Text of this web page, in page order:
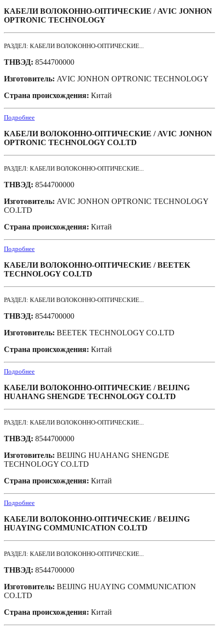
КАБЕЛИ ВОЛОКОННО-ОПТИЧЕСКИЕ / AVIC JONHON
OPTRONIC TECHNOLOGY
РАЗДЕЛ: КАБЕЛИ ВОЛОКОННО-ОПТИЧЕСКИЕ...
ТНВЭД: 8544700000
Изготовитель: AVIC JONHON OPTRONIC TECHNOLOGY
Страна происхождения: Китай
Подробнее
КАБЕЛИ ВОЛОКОННО-ОПТИЧЕСКИЕ / AVIC JONHON
OPTRONIC TECHNOLOGY CO.LTD
РАЗДЕЛ: КАБЕЛИ ВОЛОКОННО-ОПТИЧЕСКИЕ...
ТНВЭД: 8544700000
Изготовитель: AVIC JONHON OPTRONIC TECHNOLOGY
CO.LTD
Страна происхождения: Китай
Подробнее
КАБЕЛИ ВОЛОКОННО-ОПТИЧЕСКИЕ / BEETEK
TECHNOLOGY CO.LTD
РАЗДЕЛ: КАБЕЛИ ВОЛОКОННО-ОПТИЧЕСКИЕ...
ТНВЭД: 8544700000
Изготовитель: BEETEK TECHNOLOGY CO.LTD
Страна происхождения: Китай
Подробнее
КАБЕЛИ ВОЛОКОННО-ОПТИЧЕСКИЕ / BEIJING
HUAHANG SHENGDE TECHNOLOGY CO.LTD
РАЗДЕЛ: КАБЕЛИ ВОЛОКОННО-ОПТИЧЕСКИЕ...
ТНВЭД: 8544700000
Изготовитель: BEIJING HUAHANG SHENGDE
TECHNOLOGY CO.LTD
Страна происхождения: Китай
Подробнее
КАБЕЛИ ВОЛОКОННО-ОПТИЧЕСКИЕ / BEIJING
HUAYING COMMUNICATION CO.LTD
РАЗДЕЛ: КАБЕЛИ ВОЛОКОННО-ОПТИЧЕСКИЕ...
ТНВЭД: 8544700000
Изготовитель: BEIJING HUAYING COMMUNICATION
CO.LTD
Страна происхождения: Китай